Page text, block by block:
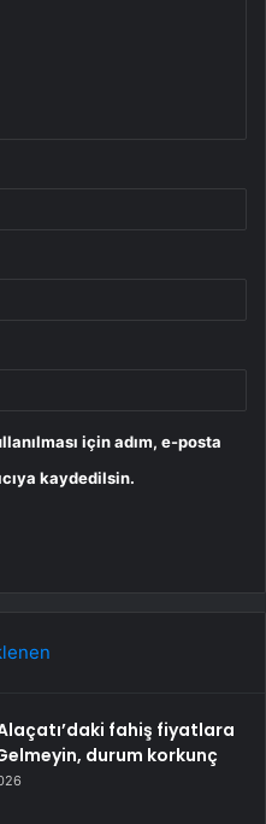
için adım, e-posta
kaydedilsin.
fahiş fiyatlara
durum korkunç